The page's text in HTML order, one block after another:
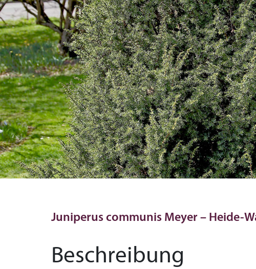
Juniperus communis Meyer – Heide-
Beschreibung